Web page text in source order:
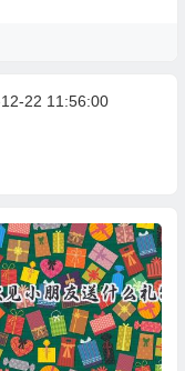
22 11:56:00